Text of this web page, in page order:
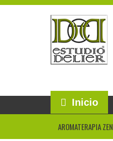
Inicio
AROMATERAPIA ZEN